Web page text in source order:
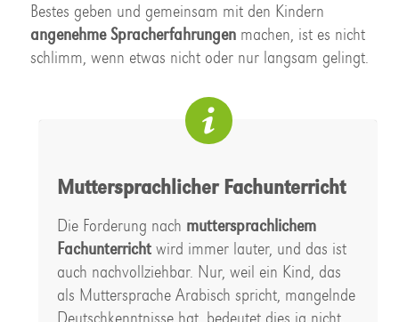
Bestes geben und gemeinsam mit den Kindern
angenehme Spracherfahrungenmachen, ist es nicht
schlimm, wenn etwas nicht oder nur langsam gelingt.
Muttersprachlicher Fachunterricht
Die Forderung nach muttersprachlichem
Fachunterrichtwird immer lauter, und das ist
auch nachvollziehbar. Nur, weil ein Kind, das
als Muttersprache Arabisch spricht, mangelnde